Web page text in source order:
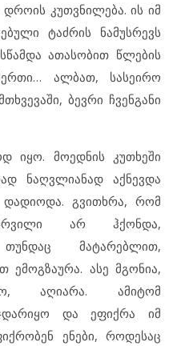
კუთვნილება. ის იმ
ტაძრის ნამუსრევს
ათასობით წლების
ალბათ, სასეირო
ბევრი ჩვენგანი
იყო. მოედნის კუთხეში
ნაღვლიანად აქნევდა
დადიოდა. გვითხრა, რომ
არ ჰქონდა,
მატარებლით,
ემოგზაურა. ასე მგონია,
აღიარა. ამიტომ
და ეფიქრა იმ
ენები, როდესაც